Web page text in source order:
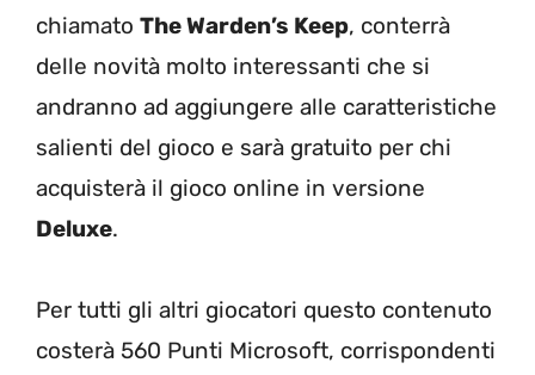
chiamato The Warden’s Keep, conterrà
delle novità molto interessanti che si
andranno ad aggiungere alle caratteristiche
salienti del gioco e sarà gratuito per chi
acquisterà il gioco online in versione
Deluxe.
Per tutti gli altri giocatori questo contenuto
costerà 560 Punti Microsoft, corrispondenti